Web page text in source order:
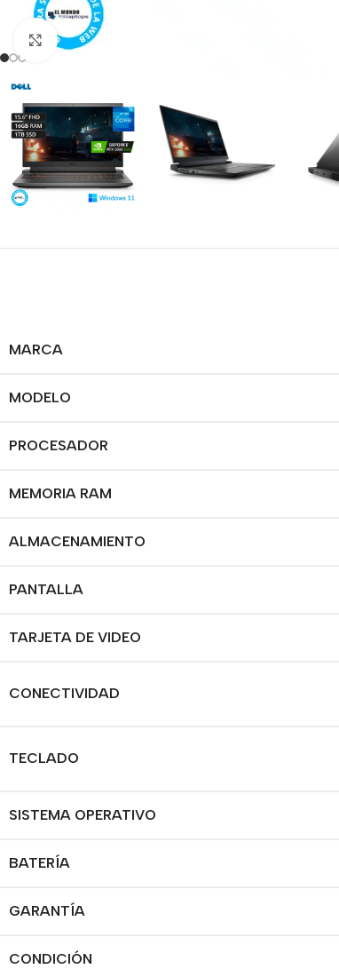
Click para agrandar
MARCA
MODELO
PROCESADOR
MEMORIA RAM
ALMACENAMIENTO
PANTALLA
TARJETA DE VIDEO
CONECTIVIDAD
TECLADO
SISTEMA OPERATIVO
BATERÍA
GARANTÍA
CONDICIÓN